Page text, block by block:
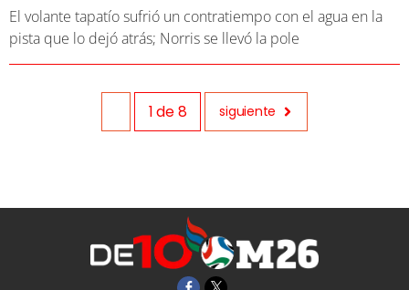
El volante tapatío sufrió un contratiempo con el agua en la
pista que lo dejó atrás; Norris se llevó la pole
1de8 siguiente